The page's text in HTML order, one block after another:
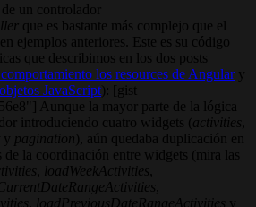
un controlador
que es bastante más complejo que el
ejemplos anteriores. Este es su código
que describimos en los dos posts
los resources de Angulary
JavaScript): [gist
Aunque la mayor parte de la lógica
introduciendo cuatro widgets ( activities
y pagination ), aún quedaba duplicación en
de la coordinación entre widgets (mira las
loadWeekActivities
loadPreviousDateRangeActivities y